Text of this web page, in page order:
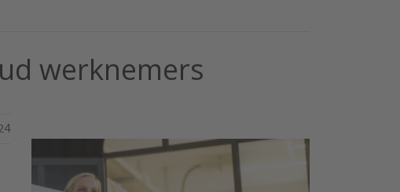
werknemers